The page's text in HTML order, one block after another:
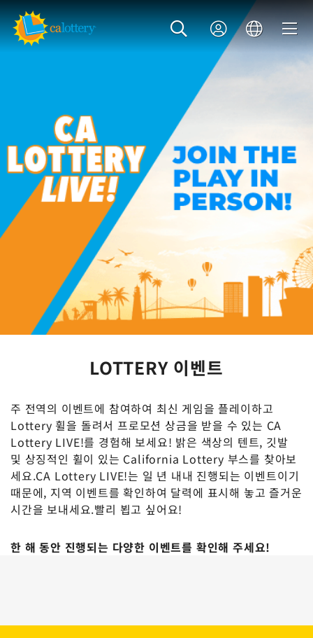
LOTTERY 이벤트
주 전역의 이벤트에 참여하여 최신 게임을 플레이하고
Lottery 휠을 돌려서 프로모션 상금을 받을 수 있는 CA
Lottery LIVE!를 경험해 보세요! 밝은 색상의 텐트, 깃발
및 상징적인 휠이 있는 California Lottery 부스를 찾아보
세요.CA Lottery LIVE!는 일 년 내내 진행되는 이벤트이기
때문에, 지역 이벤트를 확인하여 달력에 표시해 놓고 즐거운
시간을 보내세요.빨리 뵙고 싶어요!
한 해 동안 진행되는 다양한 이벤트를 확인해 주세요!